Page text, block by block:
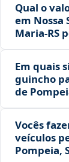
Qual o
em Nossa
Maria‑RS
Em quais
guincho
de
Vocês
veículos
Pompeia,